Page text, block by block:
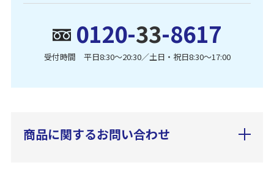
0120-33-8617
受付時間 平日8:30〜20:30／土日・祝日8:30〜17:00
商品に関するお問い合わせ